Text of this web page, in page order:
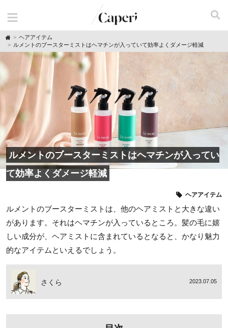
H
o
m
ヘアアイテム
ルメントのブースターミストはヘマチンが入っていて効率よくダメージ軽減
ルメントのブースターミストはヘマチンが入ってい
て効率よくダメージ軽減
ヘアアイテム
ルメントのブースターミストは、他のヘアミストと大きな違い
があります。それはヘマチンが入っているところ。髪の毛に嬉
しい成分が、ヘアミストに含まれているとなると、かなり魅力
的なアイテムといえるでしょう。
さくら 2023.07.05